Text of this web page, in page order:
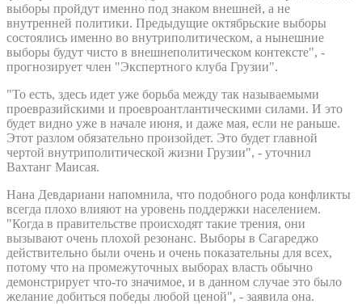
выборы пройдут именно под знаком внешней, а не
внутренней политики. Предыдущие октябрьские выборы
состоялись именно во внутриполитическом, а нынешние
выборы будут чисто в внешнеполитическом контексте", -
прогнозирует член "Экспертного клуба Грузии".
"То есть, здесь идет уже борьба между так называемыми
проевразийскими и проевроантлантическими силами. И это
будет видно уже в начале июня, и даже мая, если не раньше.
Этот разлом обязательно произойдет. Это будет главной
чертой внутриполитической жизни Грузии", - уточнил
Вахтанг Маисая.
Нана Девдариани напомнила, что подобного рода конфликты
всегда плохо влияют на уровень поддержки населением.
"Когда в правительстве происходят такие трения, они
вызывают очень плохой резонанс. Выборы в Сагареджо
действительно были очень и очень показательны для всех,
потому что на промежуточных выборах власть обычно
демонстрирует что-то значимое, и в данном случае это было
желание добиться победы любой ценой", - заявила она.